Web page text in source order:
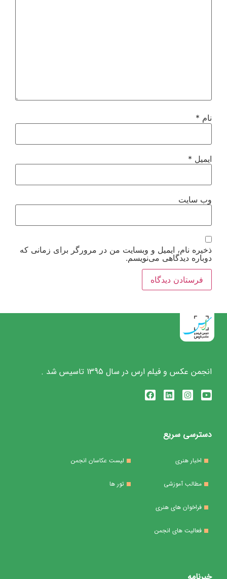
نام *
ایمیل *
وب‌ سایت
ذخیره نام، ایمیل و وبسایت من در مرورگر برای زمانی که
دوباره دیدگاهی می‌نویسم.
انجمن عکس و فیلم ارس در سال 1395 تاسیس شد .
دسترسی سریع
اخبار هنری
مطالب آموزشی
فراخوان های هنری
فعالیت های انجمن
لیست عکاسان انجمن
تور ها